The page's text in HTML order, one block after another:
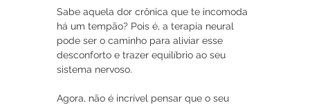
Sabe aquela dor crônica que te incomoda
há um tempão? Pois é, a terapia neural
pode ser o caminho para aliviar esse
desconforto e trazer equilíbrio ao seu
sistema nervoso.
Agora, não é incrível pensar que o seu